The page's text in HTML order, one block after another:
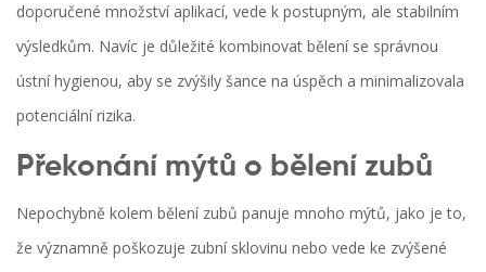
doporučené množství aplikací, vede k postupným, ale stabilním
výsledkům. Navíc je důležité kombinovat bělení se správnou
ústní hygienou, aby se zvýšily šance na úspěch a minimalizovala
potenciální rizika.
Překonání mýtů o bělení zubů
Nepochybně kolem bělení zubů panuje mnoho mýtů, jako je to,
že významně poškozuje zubní sklovinu nebo vede ke zvýšené